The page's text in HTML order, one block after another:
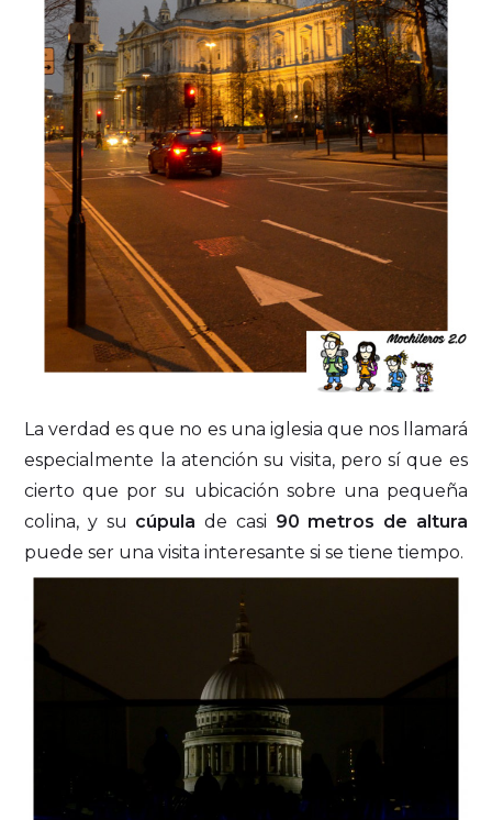
La verdad es que no es una iglesia que nos llamará
especialmente la atención su visita, pero sí que es
cierto que por su ubicación sobre una pequeña
colina, y su cúpula de casi 90 metros de altura
puede ser una visita interesante si se tiene tiempo.